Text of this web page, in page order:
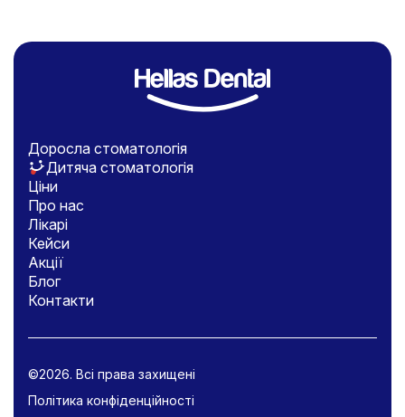
Доросла стоматологія
Дитяча стоматологія
Ціни
Про нас
Лікарі
Кейси
Акції
Блог
Контакти
Політика конфіденційності
©2026. Всі права захищені